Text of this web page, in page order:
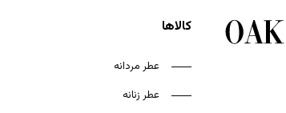
کالاها
عطر مردانه
عطر زنانه